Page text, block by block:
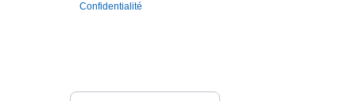
Confidentialité